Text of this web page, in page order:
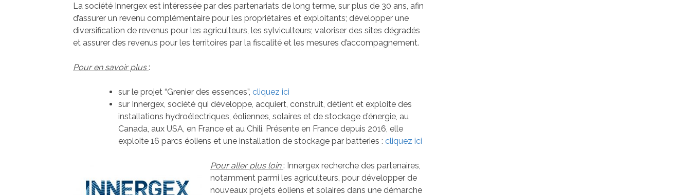
La société Innergex est intéressée par des partenariats de long terme, sur plus de 30 ans, afin
d’assurer un revenu complémentaire pour les propriétaires et exploitants; développer une
diversification de revenus pour les agriculteurs, les sylviculteurs; valoriser des sites dégradés
et assurer des revenus pour les territoires par la fiscalité et les mesures d’accompagnement.
Pour en savoir plus:
sur le projet “Grenier des essences”, cliquez ici
sur Innergex, société qui développe, acquiert, construit, détient et exploite des
installations hydroélectriques, éoliennes, solaires et de stockage d’énergie, au
Canada, aux USA, en France et au Chili. Présente en France depuis 2016, elle
exploite 16 parcs éoliens et une installation de stockage par batteries : cliquez ici
Pour aller plus loin: Innergex recherche des partenaires,
notamment parmi les agriculteurs, pour développer de
nouveaux projets éoliens et solaires dans une démarche